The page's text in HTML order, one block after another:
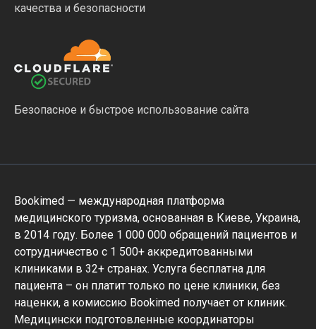
качества и безопасности
Безопасное и быстрое использование сайта
Bookimed — международная платформа
медицинского туризма, основанная в Киеве, Украина,
в 2014 году. Более 1 000 000 обращений пациентов и
сотрудничество с 1 500+ аккредитованными
клиниками в 32+ странах. Услуга бесплатна для
пациента – он платит только по цене клиники, без
наценки, а комиссию Bookimed получает от клиник.
Медицински подготовленные координаторы